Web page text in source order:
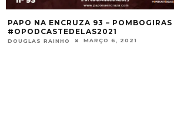
PAPO NA ENCRUZA 93 – POMBOGIRAS |
#OPODCASTEDELAS2021
DOUGLAS RAINHO MARÇO 6, 2021